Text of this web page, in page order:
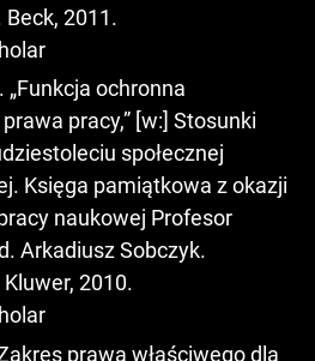
2011.
ochronna
pracy,” [w:] Stosunki
społecznej
Księga pamiątkowa z okazji
naukowej Profesor
Arkadiusz Sobczyk.
2010.
prawa właściwego dla